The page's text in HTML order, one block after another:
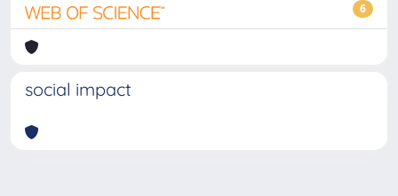
6
social impact